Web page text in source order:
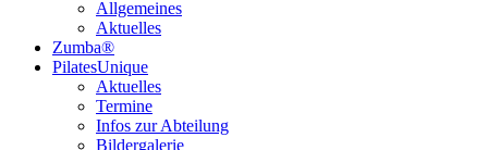
Allgemeines
Aktuelles
Zumba®
PilatesUnique
Aktuelles
Termine
Infos zur Abteilung
Bildergalerie